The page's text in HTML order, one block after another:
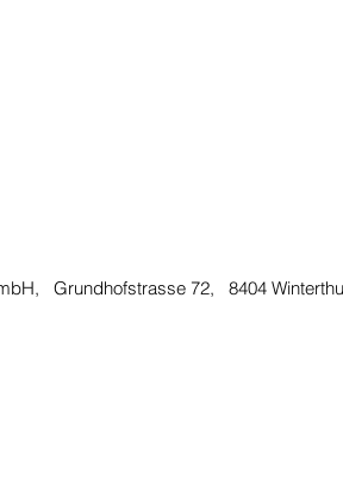
Grundhofstrasse 72, 8404